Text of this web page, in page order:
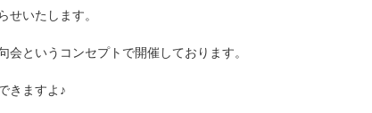
せいたします。
というコンセプトで開催しております。
きますよ♪